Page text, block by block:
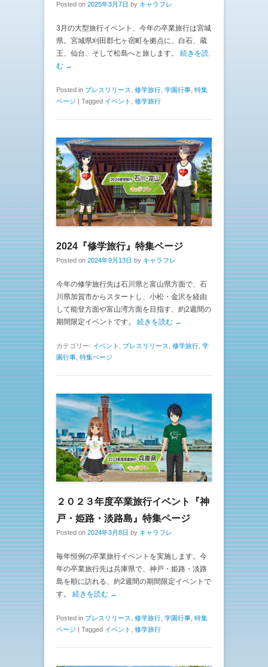
Posted on 2025年3月7日 by キャラフレ
3月の大型旅行イベント、今年の卒業旅行は宮城
県。宮城県刈田郡七ヶ宿町を拠点に、白石、蔵
王、仙台、そして松島へと旅します。 続きを読
む →
Posted in プレスリリース, 修学旅行, 学園行事, 特集
ページ
Tagged イベント , 修学旅行
2024『修学旅行』特集ページ
Posted on 2024年9月13日 by キャラフレ
今年の修学旅行先は石川県と富山県方面で、石
川県加賀市からスタートし、小松・金沢を経由
して能登方面や富山湾方面を目指す、約2週間の
期間限定イベントです。 続きを読む →
カテゴリー: イベント プレスリリース 修学旅行 学
園行事 特集ページ
２０２３年度卒業旅行イベント『神
戸・姫路・淡路島』特集ページ
Posted on 2024年3月8日 by キャラフレ
毎年恒例の卒業旅行イベントを実施します。今
年の卒業旅行先は兵庫県で、神戸・姫路・淡路
島を順に訪れる、約2週間の期間限定イベントで
す。 続きを読む →
Posted in プレスリリース 修学旅行 学園行事 特集
ページ | Tagged イベント 修学旅行